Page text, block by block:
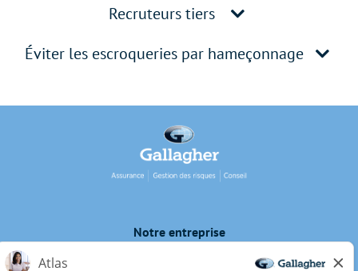
Recruteurs tiers
Éviter les escroqueries par hameçonnage
Notre entreprise
Protection de la vie privée du candidat